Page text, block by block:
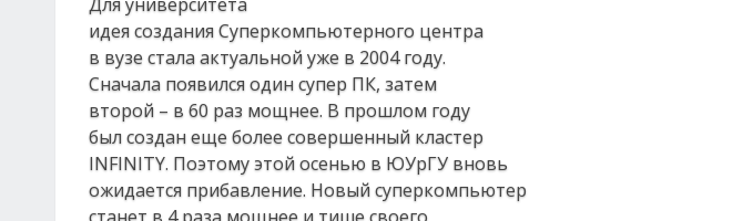
идея создания Суперкомпьютерного центра
в вузе стала актуальной уже в 2004 году.
Сначала появился один супер ПК, затем
второй – в 60 раз мощнее. В прошлом году
был создан еще более совершенный кластер
INFINITY. Поэтому этой осенью в ЮУрГУ вновь
ожидается прибавление. Новый суперкомпьютер